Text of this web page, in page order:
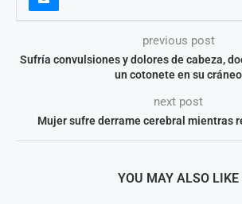
previous post
Sufría convulsiones y dolores de cabeza,
un cotonete en su cráneo
next post
Mujer sufre derrame cerebral mientras
YOU MAY ALSO LIKE